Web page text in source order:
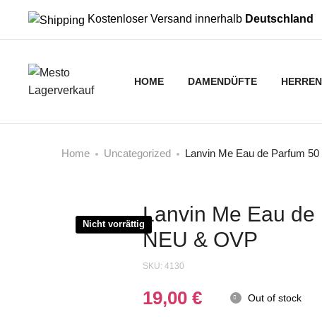
Kostenloser Versand innerhalb Deutschland
HOME DAMENDÜFTE
Home Uncategorized Lanvin Me Eau de Parfum
Nicht vorrättigLanvin Me Eau de
NEU & OVP
SKU: 4130
19,00 € Out of stock